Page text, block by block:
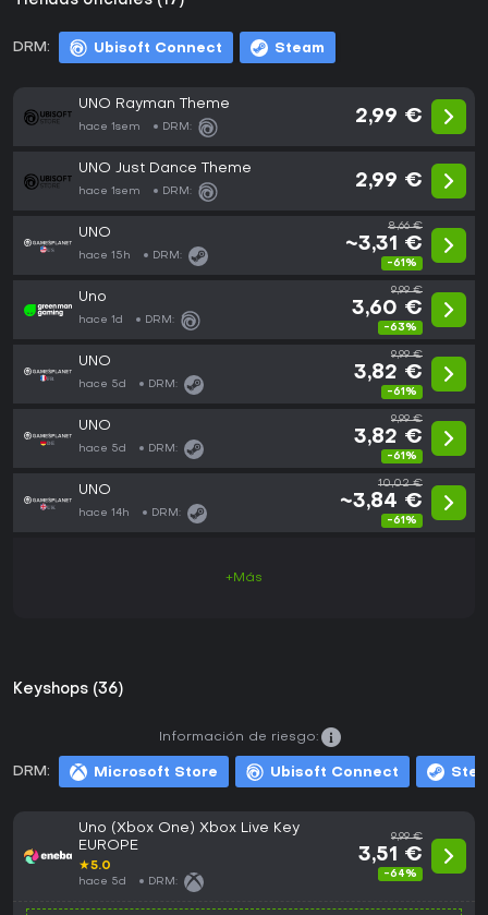
DRM: Ubisoft Connect Steam
UNO Rayman Theme
hace 1sem DRM:
2,99 €
UNO Just Dance Theme
hace 1sem DRM:
2,99 €
UNO
hace 15h DRM:
8,66 €
~3,31 €
-61%
Uno
hace 1d DRM:
9,99 €
3,60 €
-63%
UNO
hace 5d DRM:
9,99 €
3,82 €
-61%
UNO
hace 5d DRM:
9,99 €
3,82 €
-61%
UNO
hace 14h DRM:
10,02 €
~3,84 €
-61%
+Más
Keyshops (36)
DRM: Microsoft Store Ubisoft Connect
Información de riesgo:
Uno (Xbox One) Xbox Live Key
EUROPE
★5.0
hace 5d DRM:
9,99 €
3,51 €
-64%